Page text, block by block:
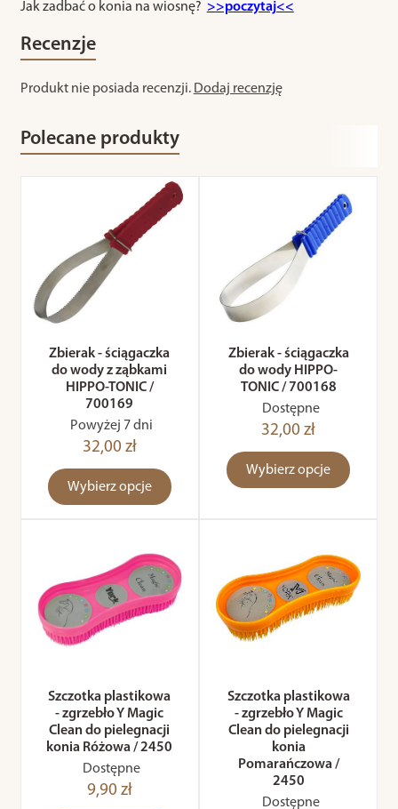
Jak zadbać o konia na wiosnę? >>poczytaj<<
Recenzje
Produkt nie posiada recenzji. Dodaj recenzję
Polecane produkty
Zbierak - ściągaczka
do wody z ząbkami
HIPPO-TONIC /
700169
Powyżej 7 dni
32,00 zł
Wybierz opcje
Zbierak - ściągaczka
do wody HIPPO-
TONIC / 700168
Dostępne
32,00 zł
Wybierz opcje
Szczotka plastikowa
- zgrzebło Y Magic
Clean do pielegnacji
konia Różowa / 2450
Dostępne
9,90 zł
Szczotka plastikowa
- zgrzebło Y Magic
Clean do pielegnacji
konia
Pomarańczowa /
2450
Dostępne